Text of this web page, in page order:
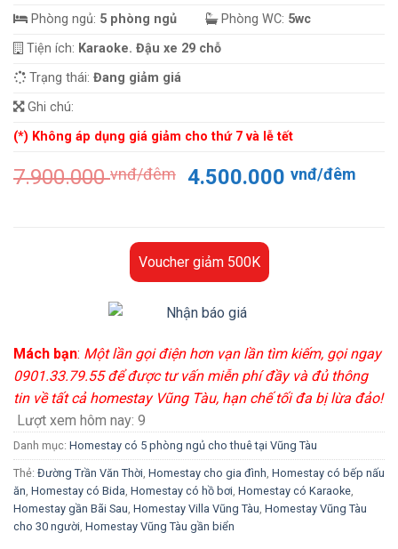
Phòng ngủ: 5 phòng ngủ Phòng WC: 5wc
Tiện ích: Karaoke. Đậu xe 29 chỗ
Trạng thái: Đang giảm giá
Ghi chú:
(*) Không áp dụng giá giảm cho thứ 7 và lễ tết
7.900.000vnđ/đêm
Giá
7.900.000 vnđ/
đêm.
4.500.000vnđ/đêm
Voucher giảm 500K
Mách bạn: Một lần gọi điện hơn vạn lần tìm kiếm, gọi ngay
0901.33.79.55 để được tư vấn miễn phí đầy và đủ thông
tin về tất cả homestay Vũng Tàu, hạn chế tối đa bị lừa đảo!
Lượt xem hôm nay: 9
Danh mục: Homestay có 5 phòng ngủ cho thuê tại Vũng Tàu
Thẻ: Đường Trần Văn Thời, Homestay cho gia đình, Homestay có bếp nấu
ăn, Homestay có Bida, Homestay có hồ bơi, Homestay có Karaoke,
Homestay gần Bãi Sau, Homestay Villa Vũng Tàu, Homestay Vũng Tàu
cho 30 người, Homestay Vũng Tàu gần biển